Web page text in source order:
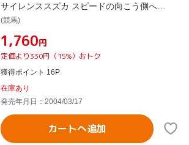
サイレンススズカ スピードの向こう側へ…
(競馬)
¥1,760円
定価より330円（15%）おトク
獲得ポイント 16P
在庫あり
発売年月日：2004/03/17
カートへ追加